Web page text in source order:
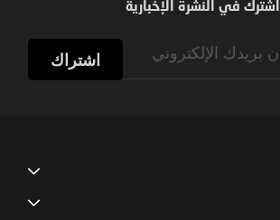
اشترك في النشرة الإخبارية
اشتراك